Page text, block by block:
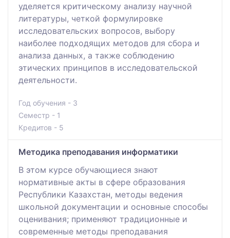
уделяется критическому анализу научной
литературы, четкой формулировке
исследовательских вопросов, выбору
наиболее подходящих методов для сбора и
анализа данных, а также соблюдению
этических принципов в исследовательской
деятельности.
Год обучения - 3
Семестр - 1
Кредитов - 5
Методика преподавания информатики
В этом курсе обучающиеся знают
нормативные акты в сфере образования
Республики Казахстан, методы ведения
школьной документации и основные способы
оценивания; применяют традиционные и
современные методы преподавания